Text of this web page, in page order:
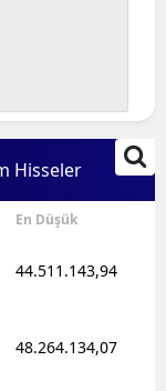
Hisseler
En Düşük
44.511.143,94
48.264.134,07